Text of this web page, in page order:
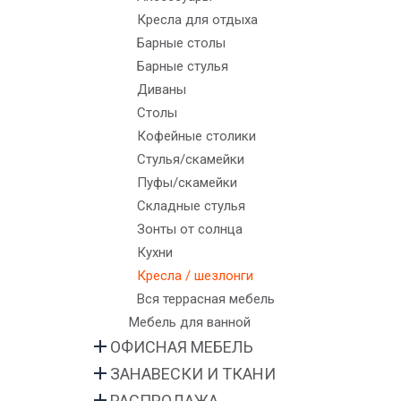
Раскладной диван / кровать
Дизайнерские кресла для отдыха
Дизайнерские диваны
Подростковые диваны
Кресла - выдвижные кровати
Пуфы
Пуфы - выдвижные кровати
Угловые диваны
Все диваны
Кровати на ножках
Подростковые кровати
Комоды
Ночные тумбочки / столики
Пенные матрасы
Вся мебель для спальни
Мебель для телевизора
Витрины
Вся корпусная мебель
Пластиковые стулья
Мягкие стулья
Пуфы
Складные стулья
Скамейки
Кресла-качалки
Барные стуля
Все стулья
Столики
Люстры
Полки
Настенные светильники
Скамейки
Зеркала
Торшеры
Ковры
Вся малая мебель, аксессуары
Кресла для отдыха
Барные столы
Барные стулья
Диваны
Столы
Кофейные столики
Стулья/скамейки
Пуфы/скамейки
Складные стулья
Зонты от солнца
Кухни
Кресла / шезлонги
Вся террасная мебель
Мебель для ванной
ОФИСНАЯ МЕБЕЛЬ
Рабочие кресла
Столы
ЗАНАВЕСКИ И ТКАНИ